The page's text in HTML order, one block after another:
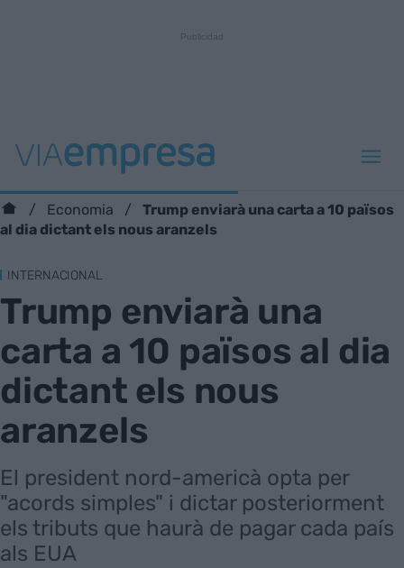
Economia
Trump enviarà una carta a 10 països
al dia dictant els nous aranzels
INTERNACIONAL
Trump enviarà una
carta a 10 països al dia
dictant els nous
aranzels
El president nord-americà opta per
"acords simples" i dictar posteriorment
els tributs que haurà de pagar cada país
als EUA